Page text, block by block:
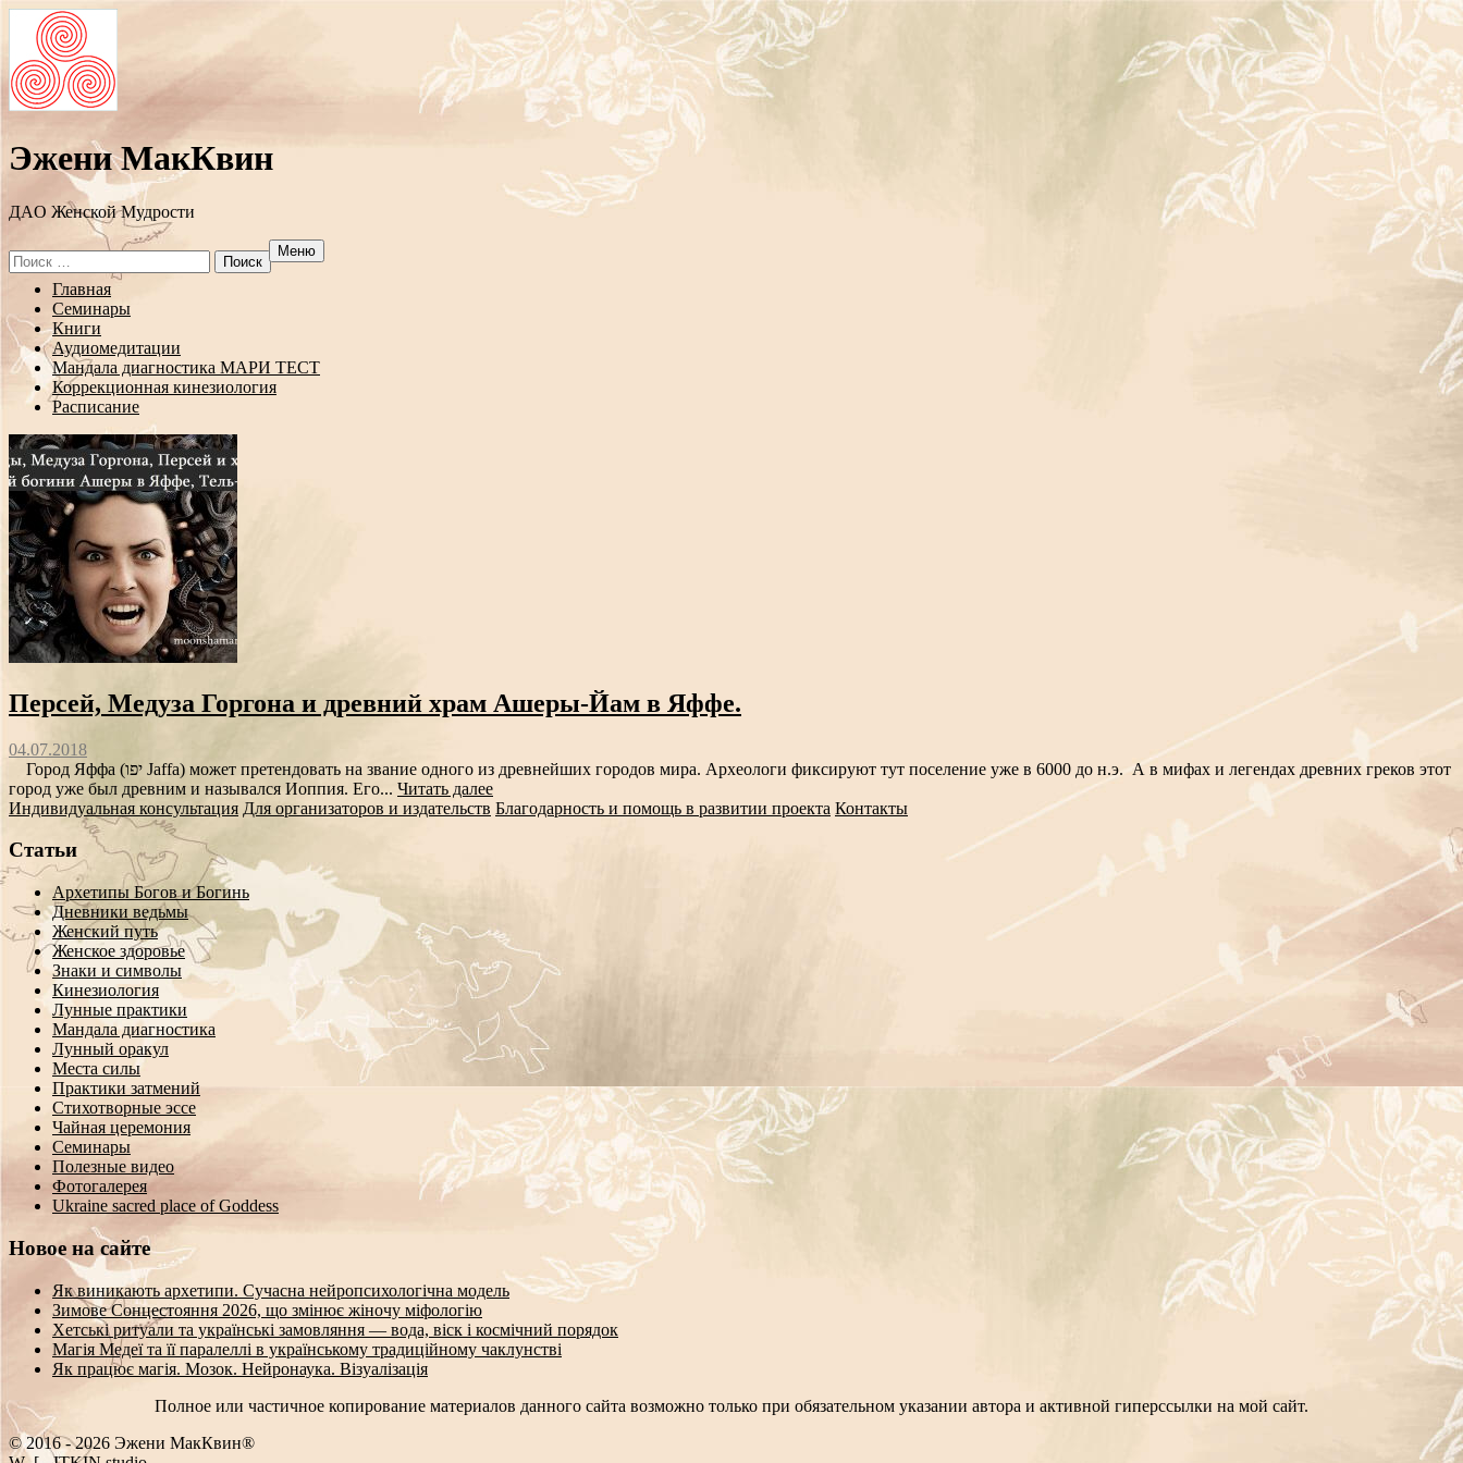
Эжени МакКвин
ДAO Женской Мудрости
Search
for:
Меню
Перейти
содержанию
Главная
Семинары
Книги
Аудиомедитации
Мандала диагностика МАРИ ТЕСТ
Коррекционная кинезиология
Расписание
Персей, Медуза Горгона и древний храм Ашеры-Йам в Яффе.
04.07.2018
Город Яффа (יפו Jaffa) может претендовать на звание одного из древнейших городов мира. Археологи фиксируют тут поселение уже в 6000 до н.э. А в мифах и легендах древних греков этот
город уже был древним и назывался Иоппия. Его... Читать далее
Индивидуальная консультация Для организаторов и издательств Благодарность и помощь в развитии проекта Контакты
Статьи
Архетипы Богов и Богинь
Дневники ведьмы
Женский путь
Женское здоровье
Знаки и символы
Кинезиология
Лунные практики
Мандала диагностика
Лунный оракул
Места силы
Практики затмений
Стихотворные эссе
Чайная церемония
Семинары
Полезные видео
Фотогалерея
Ukraine sacred place of Goddess
Новое на сайте
Як виникають архетипи. Сучасна нейропсихологічна модель
Зимове Сонцестояння 2026, що змінює жіночу міфологію
Хетські ритуали та українські замовляння — вода, віск і космічний порядок
Магія Медеї та її паралеллі в українському традиційному чаклунстві
Як працює магія. Мозок. Нейронаука. Візуалізація
Полное или частичное копирование материалов данного сайта возможно только при обязательном указании автора и активной гиперссылки на мой сайт.
© 2016 - 2026 Эжени МакКвин®